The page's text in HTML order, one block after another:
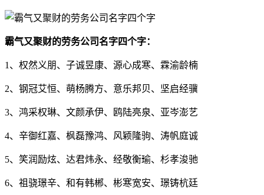
霸气又聚财的劳务公司名字四个字：
1、权然义朋、子诚昱康、源心成寒、霖渝龄楠
2、钢冠艾恒、萌杨腾方、意乐邦贝、坚启经骥
3、鸿采权琳、文颜承伊、鸥陆亮泉、亚岑澎艺
4、辛御红嘉、枫磊豫鸿、风颖隆驹、涛帆庭诚
5、笑润励炫、达君炜永、经敬衡瑜、杉孝浚驰
6、祖骁璟辛、和有韩郴、彬寒宽安、璟铸杭廷